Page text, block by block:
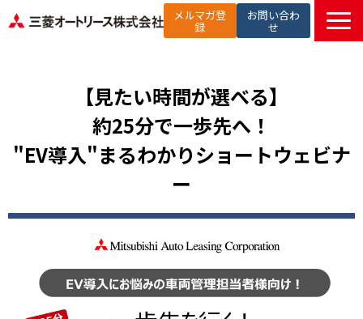
メルマガ登
録
お問い合わ
せ
提供サービス
解決したい課題から探す
選ばれる理由
【見たい時間が選べる】
約25分で一歩先へ！
"EV導入"まるわかりショートウェビナ
ー